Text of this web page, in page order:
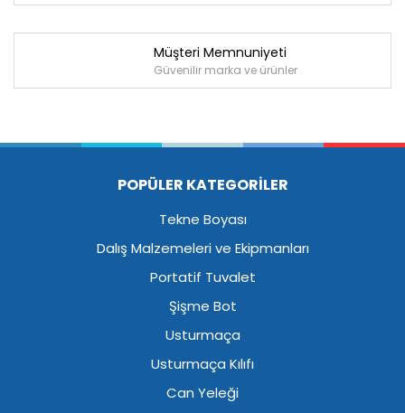
Müşteri Memnuniyeti
Güvenilir marka ve ürünler
POPÜLER KATEGORİLER
Tekne Boyası
Dalış Malzemeleri ve Ekipmanları
Portatif Tuvalet
Şişme Bot
Usturmaça
Usturmaça Kılıfı
Can Yeleği